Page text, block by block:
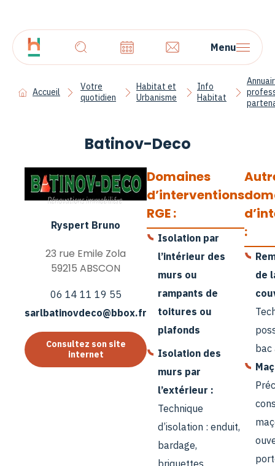
Menu
Accueil
Votre
quotidien
Habitat et
Urbanisme
Info
Habitat
Batinov-Deco
Ryspert Bruno
23 rue Emile Zola
59215 ABSCON
06 14 11 19 55
sarlbatinovdeco@bbox.fr
Consultez son site
internet
Domaines
d’interventions
RGE :
Isolation par
l’intérieur des
murs ou
rampants de
toitures ou
plafonds
Isolation des
murs par
l’extérieur :
Technique
d’isolation : enduit,
bardage,
briquettes
:
de
bac